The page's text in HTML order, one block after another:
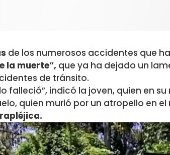
de los numerosos accidentes que
la muerte”, que ya ha dejado un
de tránsito.
falleció”, indicó la joven, quien en su
quien murió por un atropello en el